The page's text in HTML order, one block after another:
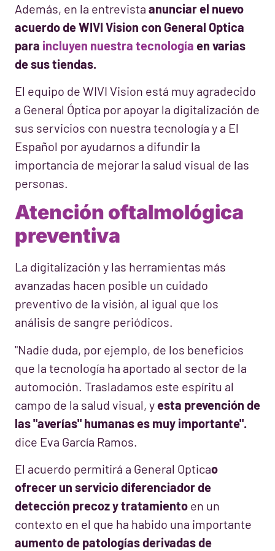
Además, en la entrevista anunciar el nuevo
acuerdo de WIVI Vision con General Optica
para incluyen nuestra tecnología en varias
de sus tiendas.
El equipo de WIVI Vision está muy agradecido
a General Óptica por apoyar la digitalización de
sus servicios con nuestra tecnología y a El
Español por ayudarnos a difundir la
importancia de mejorar la salud visual de las
personas.
Atención oftalmológica
preventiva
La digitalización y las herramientas más
avanzadas hacen posible un cuidado
preventivo de la visión, al igual que los
análisis de sangre periódicos.
"Nadie duda, por ejemplo, de los beneficios
que la tecnología ha aportado al sector de la
automoción. Trasladamos este espíritu al
campo de la salud visual, yesta prevención de
las "averías" humanas es muy importante".
dice Eva García Ramos.
El acuerdo permitirá a General Opticao
ofrecer un servicio diferenciador de
detección precoz y tratamiento en un
contexto en el que ha habido una importante
aumento de patologías derivadas de